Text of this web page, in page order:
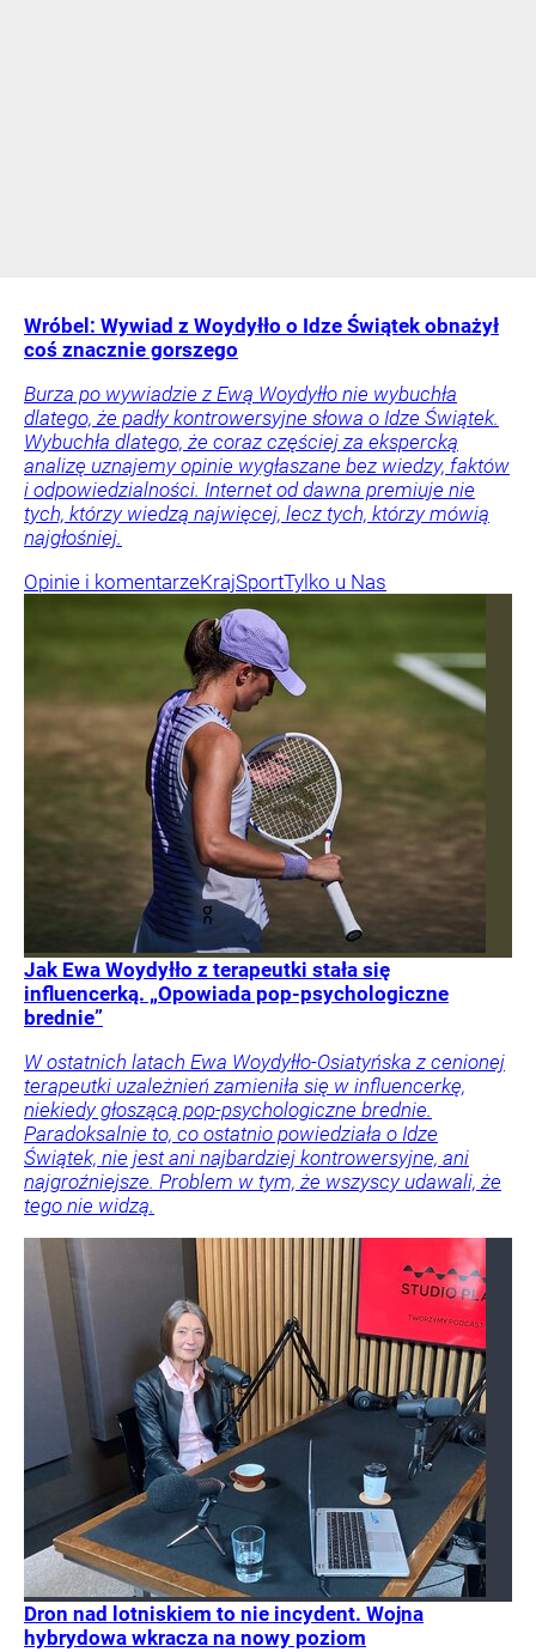
Wróbel: Wywiad z Woydyłło o Idze Świątek obnażył
coś znacznie gorszego
Burza po wywiadzie z Ewą Woydyłło nie wybuchła
dlatego, że padły kontrowersyjne słowa o Idze Świątek.
Wybuchła dlatego, że coraz częściej za ekspercką
analizę uznajemy opinie wygłaszane bez wiedzy, faktów
i odpowiedzialności. Internet od dawna premiuje nie
tych, którzy wiedzą najwięcej, lecz tych, którzy mówią
najgłośniej.
Opinie i komentarzeKrajSportTylko u Nas
Jak Ewa Woydyłło z terapeutki stała się
influencerką. „Opowiada pop-psychologiczne
brednie”
W ostatnich latach Ewa Woydyłło-Osiatyńska z cenionej
terapeutki uzależnień zamieniła się w influencerkę,
niekiedy głoszącą pop-psychologiczne brednie.
Paradoksalnie to, co ostatnio powiedziała o Idze
Świątek, nie jest ani najbardziej kontrowersyjne, ani
najgroźniejsze. Problem w tym, że wszyscy udawali, że
tego nie widzą.
Dron nad lotniskiem to nie incydent. Wojna
hybrydowa wkracza na nowy poziom